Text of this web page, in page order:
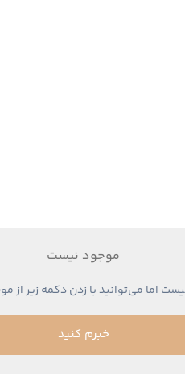
موجود نیست
اما می‌توانید با زدن دکمه زیر از
خبرم کنید